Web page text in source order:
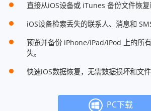
直接从iOS设备或 iTunes 备份文件恢
iOS设备检索丢失的联系人、消息和
预览并备份 iPhone/iPad/iPod 上的所
失。
快速iOS数据恢复，无需数据损坏和文件
PC下载